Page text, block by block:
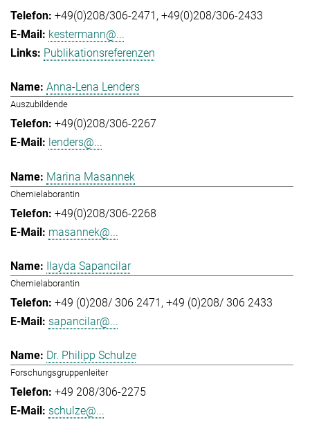
+49(0)208/306-2471 +49(0)208/306-2433
kestermann@...
Publikationsreferenzen
Anna-Lena Lenders
Auszubildende
+49(0)208/306-2267
lenders@...
Marina Masannek
Chemielaborantin
+49(0)208/306-2268
masannek@...
Ilayda Sapancilar
Chemielaborantin
+49 (0)208/ 306 2471 +49 (0)208/ 306 2433
sapancilar@...
Dr. Philipp Schulze
Forschungsgruppenleiter
+49 208/306-2275
schulze@...